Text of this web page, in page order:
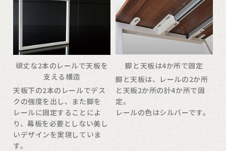
頑丈な2本のレールで天板を
支える構造
天板下の2本のレールでデス
クの強度を出し、また脚を
レールに固定することによ
り、幕板を必要としない美し
いデザインを実現していま
す。
脚と天板は4か所で固定
脚と天板は、レールの2か所
と天板2か所の計4か所で固
定。
レールの色はシルバーです。